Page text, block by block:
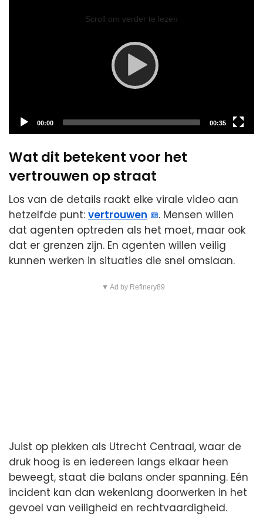
Scroll om verder te lezen
Current
00:00
Total
duration
00:35
Wat dit betekent voor het
vertrouwen op straat
Los van de details raakt elke virale video aan
hetzelfde punt: vertrouwen
. Mensen willen
dat agenten optreden als het moet, maar ook
dat er grenzen zijn. En agenten willen veilig
kunnen werken in situaties die snel omslaan.
▼ Ad by Refinery89
Juist op plekken als Utrecht Centraal, waar de
druk hoog is en iedereen langs elkaar heen
beweegt, staat die balans onder spanning. Eén
incident kan dan wekenlang doorwerken in het
gevoel van veiligheid en rechtvaardigheid.